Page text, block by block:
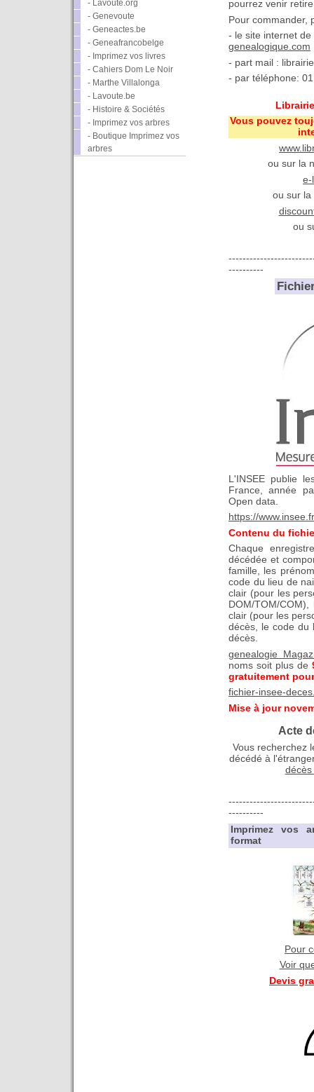
- Lavoute.org
- Genevoute
- Geneactes.be
- Geneafrancobelge
- Imprimez vos livres
- Cahiers Dom Le Noir
- Marthe Villalonga
- Lavoute.be
- Histoire & Sociétés
- Imprimez vos arbres
- Boutique Imprimez vos
arbres
pourrez venir
Pour commander,
- le site internet
genealogique.com
- part mail :
- par téléphone:
Vous pouvez
ou sur la
e-
ou sur la
ou
----------
L'INSEE publie
France, année
Open data.
https://
Contenu du
Chaque
décédée et
famille, les
code du lieu de
clair (pour les
DOM/TOM/
clair (pour les
décès, le code du
décès.
genealogie
noms soit plus de
gratuitement
fichier-insee-
Mise à jour
Acte
Vous recherchez
décédé à
----------
Imprimez vos
format
Pour
Voir
Devis